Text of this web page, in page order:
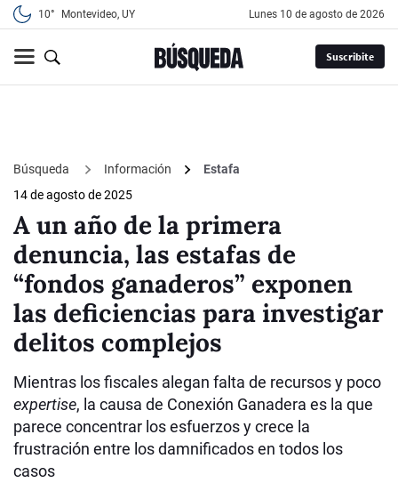
10° Montevideo, UY lunes 10 de agosto de 2026
Suscribite
Búsqueda Información
Estafa
14 de agosto de 2025
A un año de la primera
denuncia, las estafas de
“fondos ganaderos” exponen
las deficiencias para investigar
delitos complejos
Mientras los fiscales alegan falta de recursos y poco
expertise, la causa de Conexión Ganadera es la que
parece concentrar los esfuerzos y crece la
frustración entre los damnificados en todos los
casos